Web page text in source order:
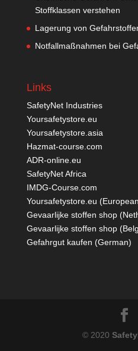
Stoffklassen verstehen
Lagerung von
Notfallmaßnahmen bei
Links
SafetyNet Industries
Yoursafetystore.eu
Yoursafetystore.asia
Hazmat-course.com
ADR-online.eu
SafetyNet Africa
IMDG-Course.com
Yoursafetystore.eu
Gevaarlijke stoffen shop
Gevaarlijke stoffen shop
Gefahrgut kaufen (German)
© 2020